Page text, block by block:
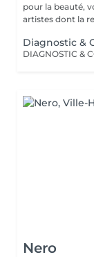
pour la beauté,
artistes dont la
Diagnostic &
Nero